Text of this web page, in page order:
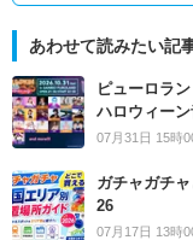
あわせて読みたい記
ピューロラ
ハロウィー
07月31日 15時
ガチャガチ
26
07月17日 13時